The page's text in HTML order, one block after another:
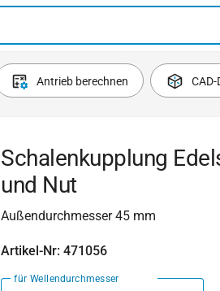
Antrieb berechnen
Schalenkupplung
und Nut
Außendurchmesser 45 mm
Artikel-Nr: 471056
für Wellendurchmesser